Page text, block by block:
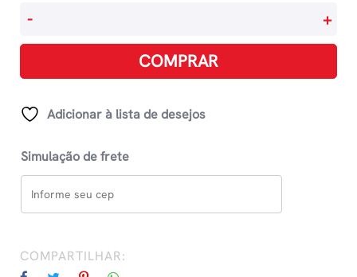
De
Trombilacios
- +
COMPRAR
Adicionar à lista de desejos
Simulação de frete
COMPARTILHAR: